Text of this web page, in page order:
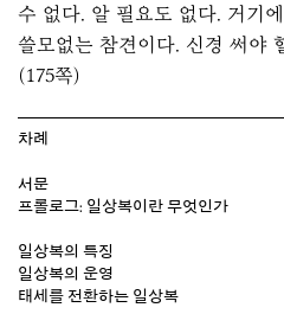
수 없다. 알 필요도 없다. 거기
쓸모없는 참견이다. 신경 써야
(175쪽)
차례
서문
프롤로그: 일상복이란 무엇인가
일상복의 특징
일상복의 운영
태세를 전환하는 일상복